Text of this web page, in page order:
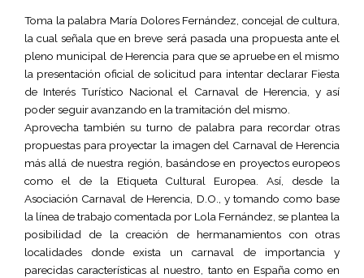
Toma la palabra María Dolores Fernández, concejal de cultura,
la cual señala que en breve será pasada una propuesta ante el
pleno municipal de Herencia para que se apruebe en el mismo
la presentación oficial de solicitud para intentar declarar Fiesta
de Interés Turístico Nacional el Carnaval de Herencia, y así
poder seguir avanzando en la tramitación del mismo.
Aprovecha también su turno de palabra para recordar otras
propuestas para proyectar la imagen del Carnaval de Herencia
más allá de nuestra región, basándose en proyectos europeos
como el de la Etiqueta Cultural Europea. Así, desde la
Asociación Carnaval de Herencia, D.O., y tomando como base
la línea de trabajo comentada por Lola Fernández, se plantea la
posibilidad de la creación de hermanamientos con otras
localidades donde exista un carnaval de importancia y
parecidas características al nuestro, tanto en España como en